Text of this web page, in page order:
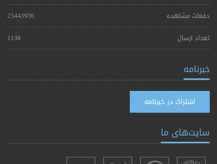
دفعات مشاهده
25443936
تعداد ارسال
1138
خبرنامه
اشتراک در خبرنامه
سایت‌های ما